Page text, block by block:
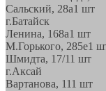
Сальский, 28a1 шт
г.Батайск
Ленина, 168а1 шт
М.Горького, 285е1
Шмидта, 17/11 шт
г.Аксай
Вартанова, 111 шт